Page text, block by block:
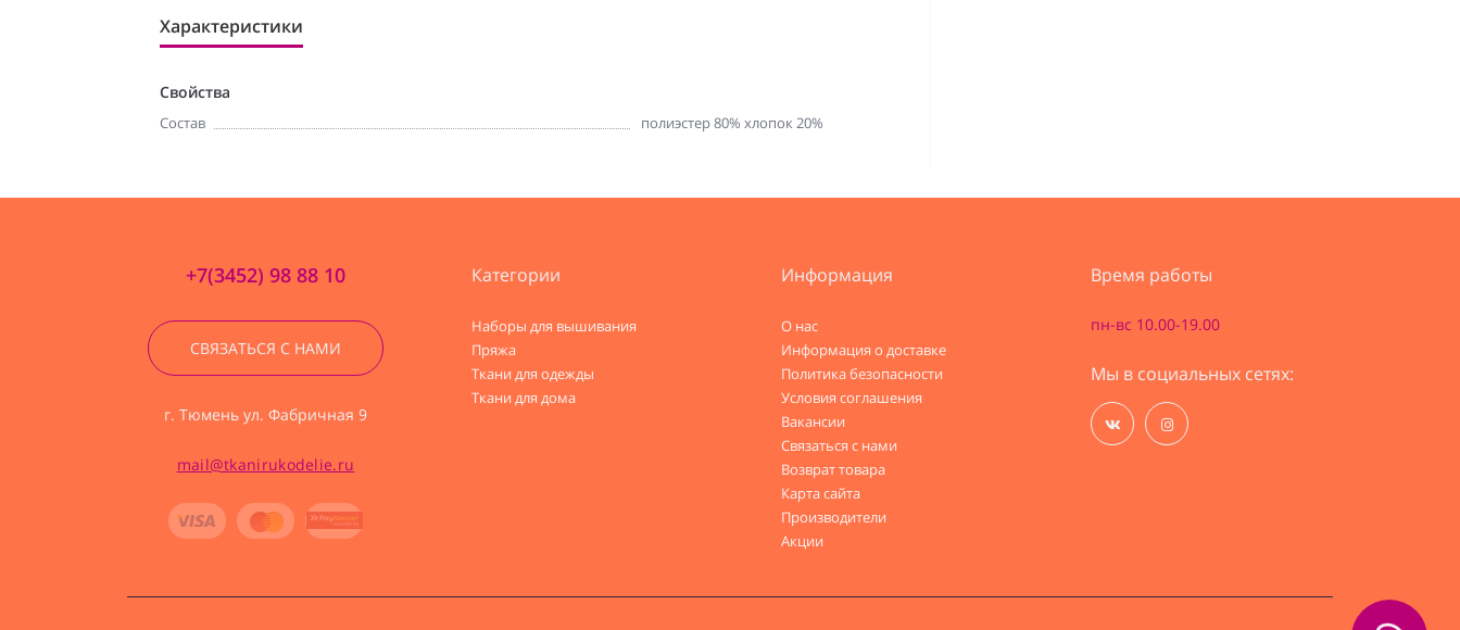
Характеристики
Свойства
Состав полиэстер 80% хлопок 20%
+7(3452) 98 88 10
СВЯЗАТЬСЯ С НАМИ
г. Тюмень ул. Фабричная 9
mail@tkanirukodelie.ru
Категории
Наборы для вышивания
Пряжа
Ткани для одежды
Ткани для дома
Информация
О нас
Информация о доставке
Политика безопасности
Условия соглашения
Вакансии
Связаться с нами
Возврат товара
Карта сайта
Производители
Акции
Время работы
пн-вс 10.00-19.00
Мы в социальных сетях: